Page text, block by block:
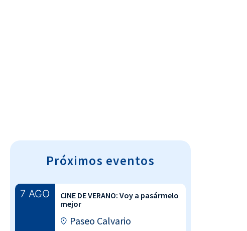
Próximos eventos
7 AGO
CINE DE VERANO: Voy a pasármelo
mejor
Paseo Calvario